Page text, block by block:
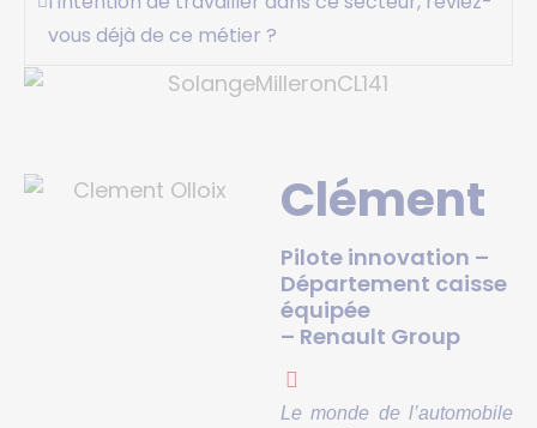
vous déjà de ce métier ?
Clément
Pilote innovation –
Département caisse
équipée
– Renault Group
Le monde de l’automobile